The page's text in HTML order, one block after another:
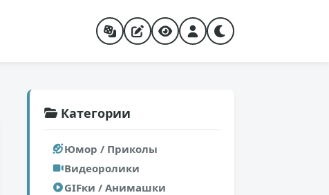
Категории
Юмор / Приколы
Видеоролики
GIFки / Анимашки